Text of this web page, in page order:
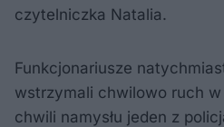
czytelniczka Natalia.
Funkcjonariusze
wstrzymali chwilowo ruch
chwili namysłu jeden z